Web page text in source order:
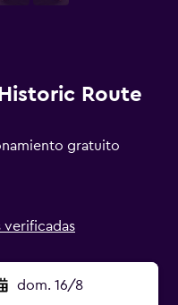
Route
gratuito
verificadas
dom. 16/8